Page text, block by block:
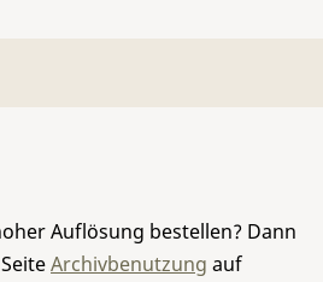
Auflösung bestellen? Dann
Archivbenutzung auf